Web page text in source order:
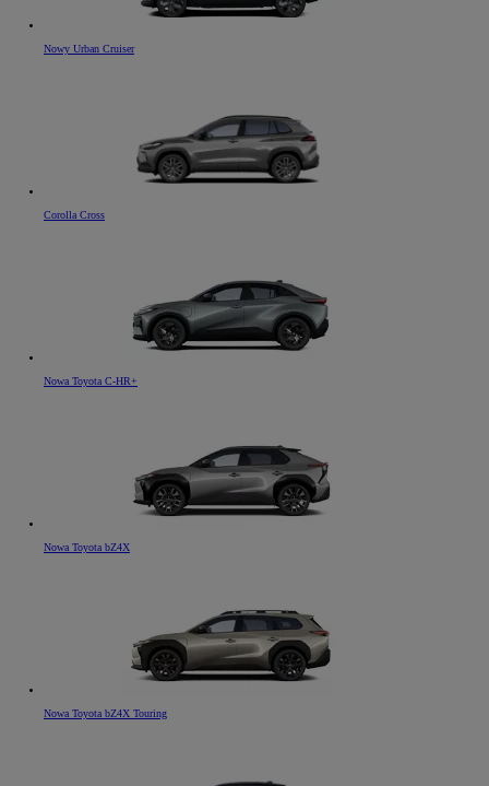
Nowy Urban Cruiser
Corolla Cross
Nowa Toyota C-HR+
Nowa Toyota bZ4X
Nowa Toyota bZ4X Touring